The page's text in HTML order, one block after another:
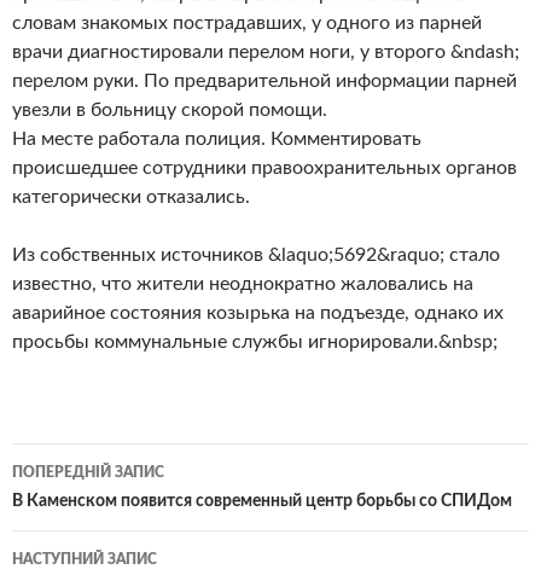
словам знакомых пострадавших, у одного из парней
врачи диагностировали перелом ноги, у второго &ndash;
перелом руки. По предварительной информации парней
увезли в больницу скорой помощи.
На месте работала полиция. Комментировать
происшедшее сотрудники правоохранительных органов
категорически отказались.
Из собственных источников &laquo;5692&raquo; стало
известно, что жители неоднократно жаловались на
аварийное состояния козырька на подъезде, однако их
просьбы коммунальные службы игнорировали.&nbsp;
Навігація
по
записам
ПОПЕРЕДНІЙ ЗАПИС
В Каменском появится современный центр борьбы со СПИДом
НАСТУПНИЙ ЗАПИС